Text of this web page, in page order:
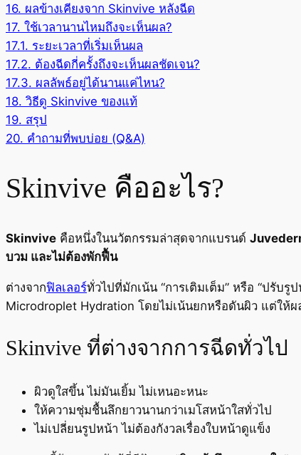
16. ผลข้างเคียงจาก Skinvive หลังฉีด
17. ใช้เวลานานไหมถึงจะเห็นผล?
17.1. ระยะเวลาที่เริ่มเห็นผล
17.2. ต้องฉีดกี่ครั้งถึงจะเห็นผลชัดเจน?
17.3. ผลลัพธ์อยู่ได้นานแค่ไหน?
18. วิธีดู Skinvive ของแท้
19. สรุป
20. คำถามที่พบบ่อย (Q&A)
Skinvive คืออะไร?
Skinvive คือหนึ่งในนวัตกรรมล่าสุดจากแบรนด์
บวม และไม่ต้องพักฟื้น
ต่างจากฟิลเลอร์ทั่วไปที่มักเน้น “การเติมเต็ม” หรือ “ปรับรู
Microdroplet Hydration โดยไม่เน้นยกหรือดันผิว แต่ให้ผ
Skinvive ที่ต่างจากการฉีดทั่วไป
ผิวดูใสขึ้น ไม่มันเยิ้ม ไม่เหนอะหนะ
ให้ความชุ่มชื้นลึกยาวนานกว่าเมโสหน้าใสทั่วไป
ไม่เปลี่ยนรูปหน้า ไม่ต้องกังวลเรื่องใบหน้าดูแข็ง